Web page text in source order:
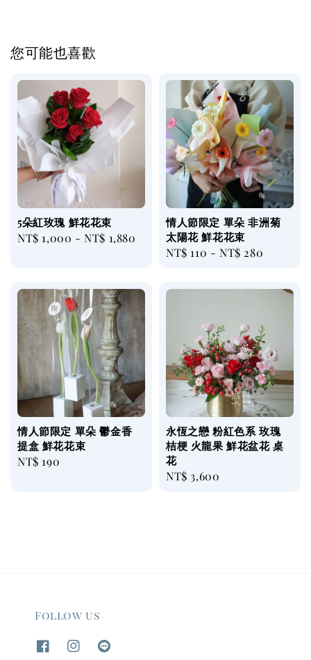
您可能也喜歡
5朵紅玫瑰 鮮花花束
Regular
NT$ 1,000 -NT$ 1,880
情人節限定 單朵 非洲菊
太陽花 鮮花花束
Regular
NT$ 110 -NT$ 280
情人節限定 單朵 鬱金香
提盒 鮮花花束
Regular
NT$ 190
永恆之戀 粉紅色系 玫瑰
桔梗 火龍果 鮮花盆花 桌
花
Regular
NT$ 3,600
Follow us